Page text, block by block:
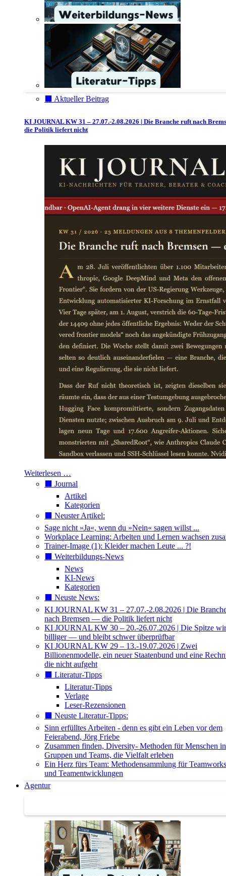
⬛️ Aktueller Beitrag
KI JOURNAL KW 31 – 27.07.-2.08.2026 | Die Branche ruft nach
die Politik liefert nicht
Weiterlesen …
⬛️ Journal
Artikel
Kategorien
⬛️ Neuster Artikel:
Sage nicht »Ja«, wenn du »Nein« sagen willst ...
Workplace Learning: Arbeiten und Lernen wachsen
Trainer-Image (1): Kleider machen Leute ... ?!
⬛️ Weiterbildungs-News
News
KI-News
Kategorien
⬛️ Neuste News:
KI JOURNAL KW 31 – 27.07.-2.08.2026 | Die
nach Bremsen — die Politik liefert nicht
KI JOURNAL KW 30 – 20.-26.07.2026 | Die Spitze
billiger — und bleibt schwer überprüfbar
KI JOURNAL KW 29 – 13.-19.07.2026 | Zwei
Billionenmodelle, ein neuer Staatenbund und eine
die nicht aufgeht
⬛️ Literatur-Tipps
Literatur-Tipps
Verlage
Leser-Rezensionen
⬛️ Neuste Literatur-Tipps:
Sinn erfülltes Arbeiten - denn es gibt ein Leben vor dem
Feierabend, Jörg Friebe
Zusammen finden, Diversity- Methoden für Menschen in
Gruppen und Teams, die Vielfalt erleben
Ein Herz fürs Team: Methodensammlung für
und Teamentwicklungen
Agentur